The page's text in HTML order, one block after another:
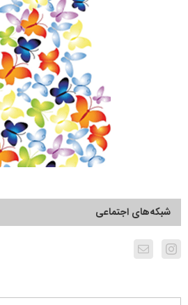
شبکه‌های اجتماعی